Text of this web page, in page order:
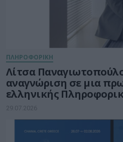
ΠΛΗΡΟΦΟΡΙΚΗ
Λίτσα
αναγνώριση σε μια
ελληνικής
29.07.2026